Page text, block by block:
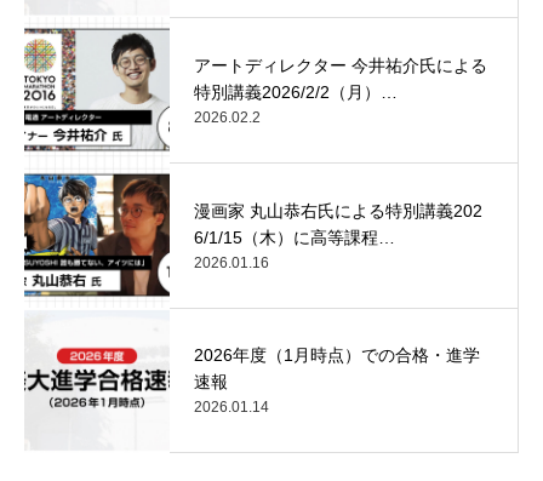
アートディレクター 今井祐介氏による
特別講義2026/2/2（月）…
2026.02.2
漫画家 丸山恭右氏による特別講義202
6/1/15（木）に高等課程…
2026.01.16
2026年度（1月時点）での合格・進学
速報
2026.01.14